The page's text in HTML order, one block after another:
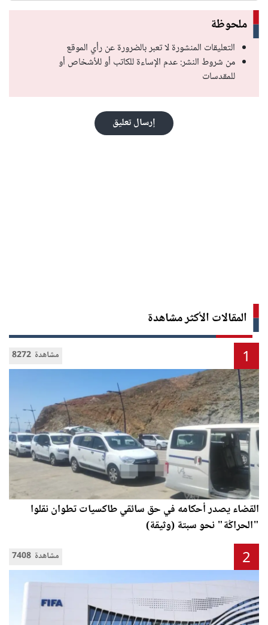
ملحوظة
التعليقات المنشورة لا تعبر بالضرورة عن رأي الموقع
من شروط النشر: عدم الإساءة للكاتب أو للأشخاص أو
للمقدسات
إرسال تعليق
المقالات الأكثر مشاهدة
8272 مشاهدة 1
القضاء يصدر أحكامه في حق سائقي طاكسيات تطوان نقلوا
"الحراݣة" نحو سبتة (وثيقة)
7408 مشاهدة 2